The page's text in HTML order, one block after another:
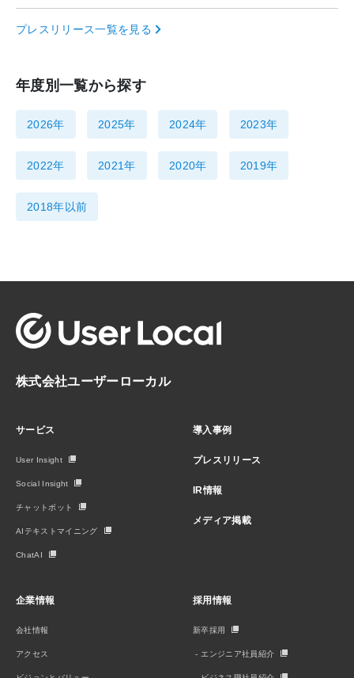
プレスリリース一覧を見る
年度別一覧から探す
2026年 2025年 2024年 2023年
2022年 2021年 2020年 2019年
2018年以前
株式会社ユーザーローカル
サービス
User Insight
Social Insight
チャットボット
AIテキストマイニング
ChatAI
導入事例
プレスリリース
IR情報
メディア掲載
企業情報
会社情報
アクセス
採用情報
新卒採用
エンジニア社員紹介